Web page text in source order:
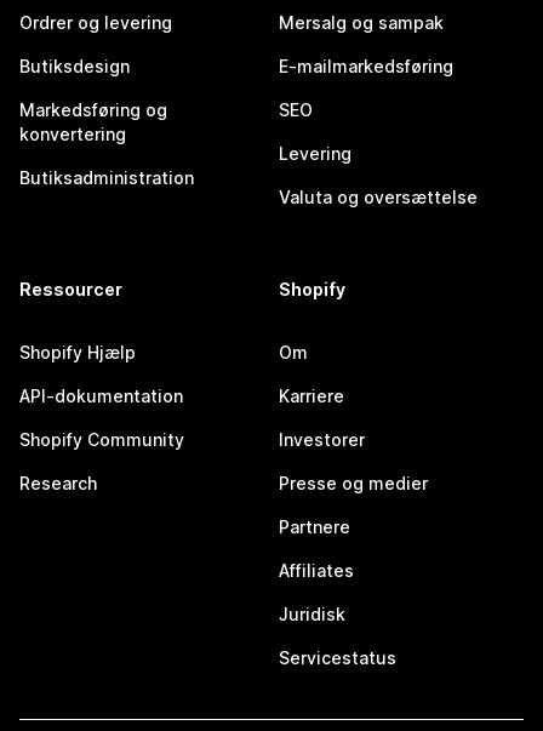
Ordrer og levering
Butiksdesign
Markedsføring og
konvertering
Butiksadministration
Mersalg og sampak
E-mailmarkedsføring
SEO
Levering
Valuta og oversættelse
Ressourcer
Shopify Hjælp
API-dokumentation
Shopify Community
Research
Shopify
Om
Karriere
Investorer
Presse og medier
Partnere
Affiliates
Juridisk
Servicestatus